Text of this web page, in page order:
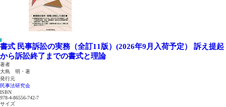
書式 民事訴訟の実務（全訂11版）(2026年9月入荷予定） 訴え提起
から訴訟終了までの書式と理論
著者
大島 明・著
発行元
民事法研究会
ISBN
978-4-86556-742-7
サイズ